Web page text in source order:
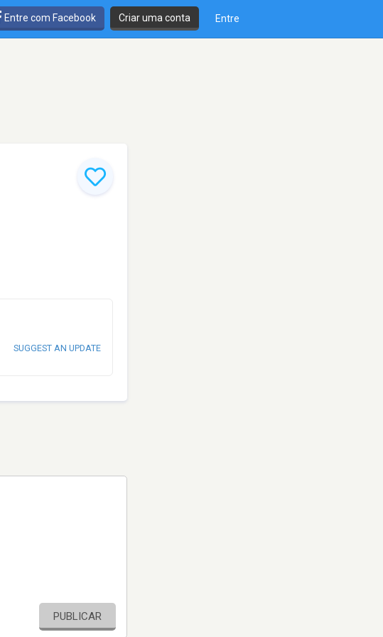
Entre com Facebook Criar uma conta Entre
SUGGEST AN UPDATE
PUBLICAR